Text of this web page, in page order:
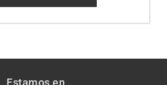
Estamos en